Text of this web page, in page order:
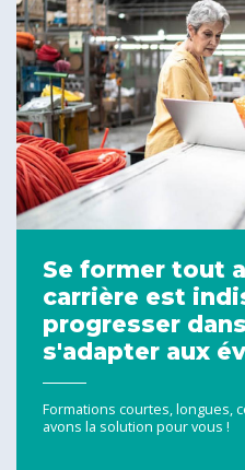
Se former tout
carrière est
progresser
s'adapter aux
Formations courtes, longues,
avons la solution pour vous !